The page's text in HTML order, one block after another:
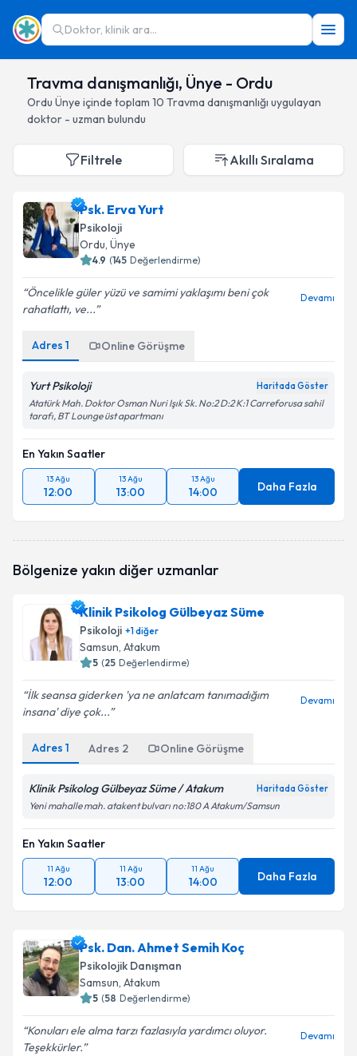
Doktor, klinik ara...
Travma danışmanlığı, Ünye - Ordu
Ordu Ünye içinde toplam 10 Travma danışmanlığı uygulayan
doktor - uzman bulundu
Filtrele Akıllı Sıralama
Psk. Erva Yurt
Psikoloji
Ordu, Ünye
4.9 (145 Değerlendirme)
Öncelikle güler yüzü ve samimi yaklaşımı beni çok
rahatlattı, ve...
Devamı
Adres 1 Online Görüşme
Yurt Psikoloji Haritada Göster
Atatürk Mah. Doktor Osman Nuri Işık Sk. No:2 D:2 K:1 Carreforusa sahil
tarafı, BT Lounge üst apartmanı
En Yakın Saatler
13 Ağu
12:00
13 Ağu
13:00
13 Ağu
14:00 Daha Fazla
Bölgenize yakın diğer uzmanlar
Klinik Psikolog Gülbeyaz Süme
Psikoloji +1diğer
Samsun, Atakum
5 (25 Değerlendirme)
İlk seansa giderken 'ya ne anlatcam tanımadığım
insana' diye çok...
Devamı
Adres 1 Adres 2 Online Görüşme
Klinik Psikolog Gülbeyaz Süme / Atakum Haritada Göster
Yeni mahalle mah. atakent bulvarı no:180 A Atakum/Samsun
En Yakın Saatler
11 Ağu
12:00
11 Ağu
13:00
11 Ağu
14:00 Daha Fazla
Psk. Dan. Ahmet Semih Koç
Psikolojik Danışman
Samsun, Atakum
5 (58 Değerlendirme)
Konuları ele alma tarzı fazlasıyla yardımcı oluyor.
Teşekkürler.
Devamı